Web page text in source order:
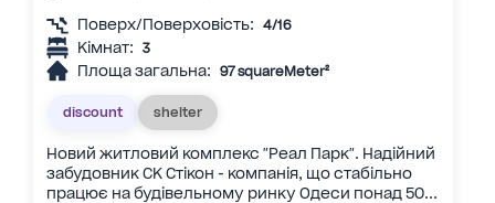
Поверх/Поверховість: 4/16
Кімнат: 3
Площа загальна: 97 squareMeter²
discount shelter
Новий житловий комплекс "Реал Парк". Надійний
забудовник СК Стікон - компанія, що стабільно
працює на будівельному ринку Одеси понад 50...